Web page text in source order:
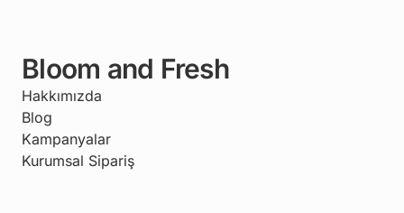
Bloom and Fresh
Hakkımızda
Blog
Kampanyalar
Kurumsal Sipariş